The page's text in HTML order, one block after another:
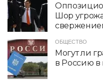
Шор
ОБЩЕСТВО
Могут ли
в Россию